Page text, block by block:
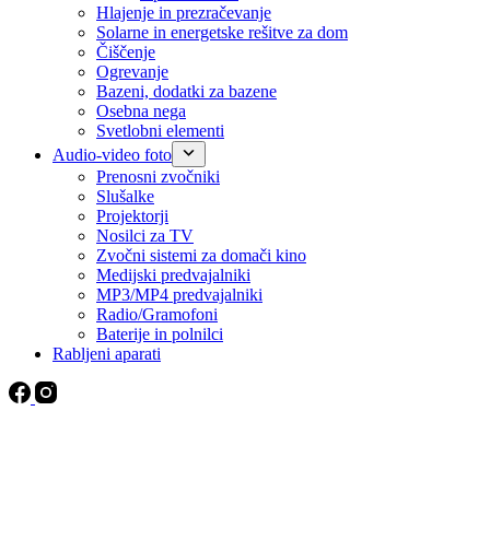
Hlajenje in prezračevanje
Solarne in energetske rešitve za dom
Čiščenje
Ogrevanje
Bazeni, dodatki za bazene
Osebna nega
Svetlobni elementi
Audio-video foto
Prenosni zvočniki
Slušalke
Projektorji
Nosilci za TV
Zvočni sistemi za domači kino
Medijski predvajalniki
MP3/MP4 predvajalniki
Radio/Gramofoni
Baterije in polnilci
Rabljeni aparati